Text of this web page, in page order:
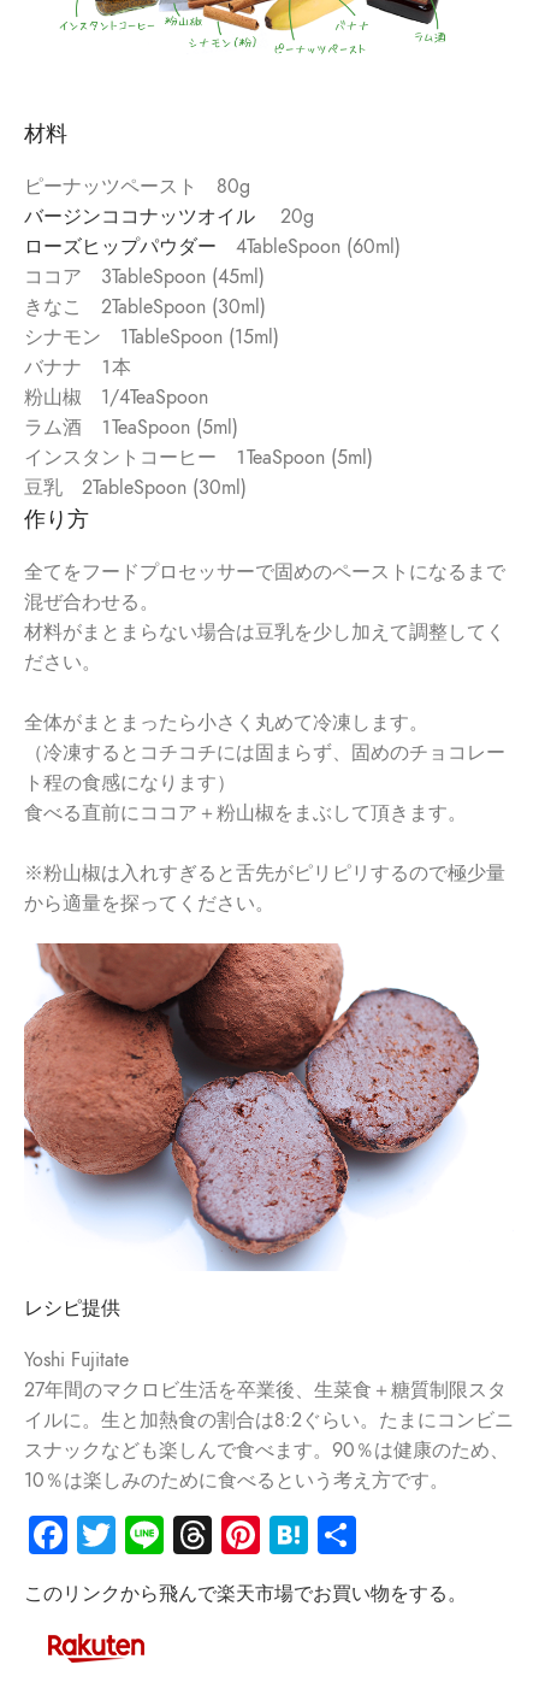
材料
ピーナッツペースト 80g
バージンココナッツオイル 20g
ローズヒップパウダー 4TableSpoon (60ml)
ココア 3TableSpoon (45ml)
きなこ 2TableSpoon (30ml)
シナモン 1TableSpoon (15ml)
バナナ １本
粉山椒 1/4TeaSpoon
ラム酒 １TeaSpoon (5ml)
インスタントコーヒー １TeaSpoon (5ml)
豆乳 2TableSpoon (30ml)
作り方
全てをフードプロセッサーで固めのペーストになるまで
混ぜ合わせる。
材料がまとまらない場合は豆乳を少し加えて調整してく
ださい。
全体がまとまったら小さく丸めて冷凍します。
（冷凍するとコチコチには固まらず、 固めのチョコレー
ト程の食感になります）
食べる直前にココア＋粉山椒をまぶして頂きます。
※粉山椒は入れすぎると舌先がピリピリするので極少量
から適量を探ってください。
レシピ提供
Yoshi Fujitate
27年間のマクロビ生活を卒業後、生菜食＋糖質制限スタ
イルに。 生と加熱食の割合は8:2ぐらい。 たまにコンビニ
スナックなども楽しんで食べます。90％は健康のため、
10％は楽しみのために食べるという考え方です。
Facebook
Twitter
LineThreads
Pinterest
Hatena
有
このリンクから飛んで楽天市場でお買い物をする。